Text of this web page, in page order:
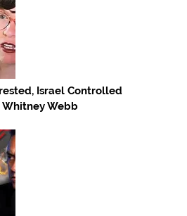
Israel Controlled
Whitney Webb